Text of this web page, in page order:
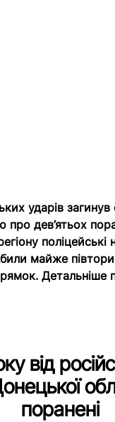
ударів
дев’ятьох
майже
Детальніше
від
поранені